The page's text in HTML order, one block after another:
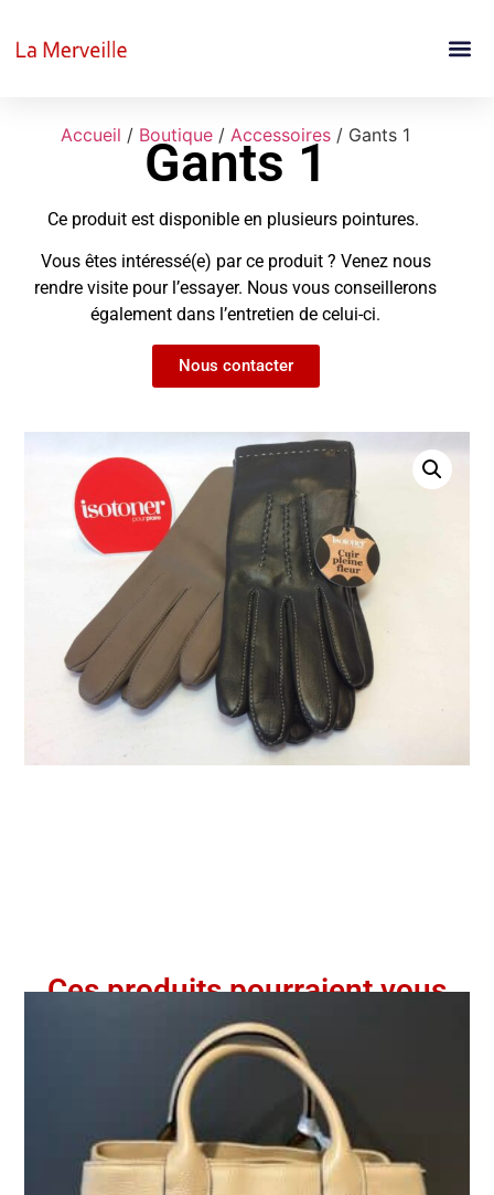
Accueil / Boutique /Accessoires / Gants 1
Gants 1
Ce produit est disponible en plusieurs pointures.
Vous êtes intéressé(e) par ce produit ? Venez nous
rendre visite pour l’essayer. Nous vous conseillerons
également dans l’entretien de celui-ci.
Nous contacter
Ces produits pourraient vous
intéresser